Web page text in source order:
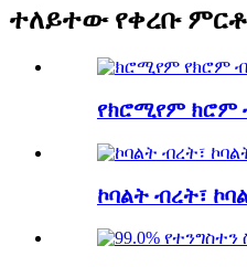
ተለይተው የቀረቡ
የክሮሚየም ክሮም
ኮባልት ብረት፣